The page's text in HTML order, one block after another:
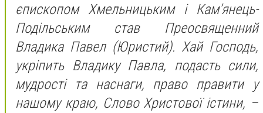
єпископом Хмельницьким і Кам’янець-
Подільським став Преосвященний
Владика Павел (Юристий). Хай Господь,
укріпить Владику Павла, подасть сили,
мудрості та наснаги, право правити у
нашому краю, Слово Христової істини, –